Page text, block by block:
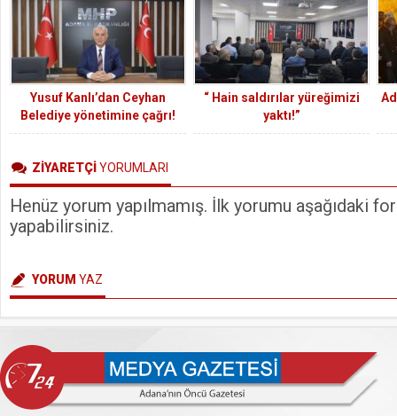
Yusuf Kanlı’dan Ceyhan
Belediye yönetimine çağrı!
“ Hain saldırılar yüreğimizi
yaktı!”
ZİYARETÇİYORUMLARI
Henüz yorum yapılmamış. İlk yorumu aşağıdaki
yapabilirsiniz.
YORUM YAZ